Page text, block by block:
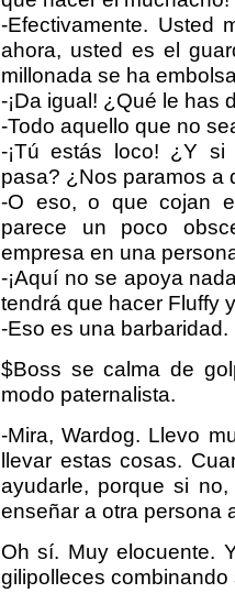
-Efectivamente. Usted
ahora, usted es el
millonada se ha
-¡Da igual! ¿Qué le has
-Todo aquello que no
-¡Tú estás loco! ¿Y
pasa? ¿Nos paramos a
-O eso, o que cojan
parece un poco
empresa en una
-¡Aquí no se apoya
tendrá que hacer Fluffy
-Eso es una barbaridad.
$Boss se calma de
modo paternalista.
-Mira, Wardog. Llevo
llevar estas cosas.
ayudarle, porque si
enseñar a otra persona
Oh sí. Muy elocuente.
gilipolleces combinando